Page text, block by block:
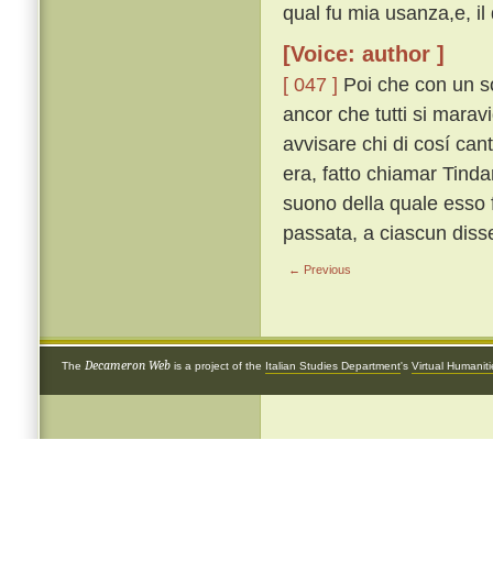
qual fu mia usanza,e,
[Voice: author ]
[ 047 ] Poi che con un
ancor che tutti si
avvisare chi di cosí
era, fatto chiamar
suono della quale
passata, a ciascun
← Previous
The Decameron Web is a project of the Italian Studies Department's Virtual